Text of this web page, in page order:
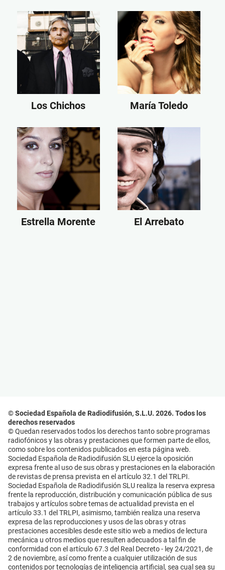
Los Chichos María Toledo
Estrella Morente El Arrebato
© Sociedad Española de Radiodifusión, S.L.U. 2026. Todos los
derechos reservados
© Quedan reservados todos los derechos tanto sobre programas
radiofónicos y las obras y prestaciones que formen parte de ellos,
como sobre los contenidos publicados en esta página web.
Sociedad Española de Radiodifusión SLU ejerce la oposición
expresa frente al uso de sus obras y prestaciones en la elaboración
de revistas de prensa prevista en el artículo 32.1 del TRLPI.
Sociedad Española de Radiodifusión SLU realiza la reserva expresa
frente la reproducción, distribución y comunicación pública de sus
trabajos y artículos sobre temas de actualidad prevista en el
artículo 33.1 del TRLPI, asimismo, también realiza una reserva
expresa de las reproducciones y usos de las obras y otras
prestaciones accesibles desde este sitio web a medios de lectura
mecánica u otros medios que resulten adecuados a tal fin de
conformidad con el artículo 67.3 del Real Decreto - ley 24/2021, de
2 de noviembre, así como frente a cualquier utilización de sus
contenidos por tecnologías de inteligencia artificial, sea cual sea su